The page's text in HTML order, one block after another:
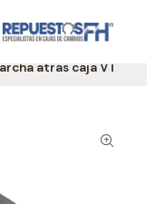
/ +56 9 8500 2568
atrás caja VT